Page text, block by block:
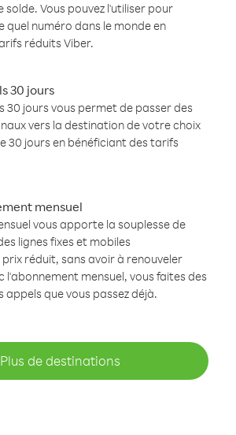
Vous pouvez l'utiliser pour
numéro dans le monde en
réduits Viber.
30 jours
30 jours vous permet de passer des
vers la destination de votre choix
30 jours en bénéficiant des tarifs
mensuel
vous apporte la souplesse de
lignes fixes et mobiles
réduit, sans avoir à renouveler
l'abonnement mensuel, vous faites des
appels que vous passez déjà.
Plus de destinations